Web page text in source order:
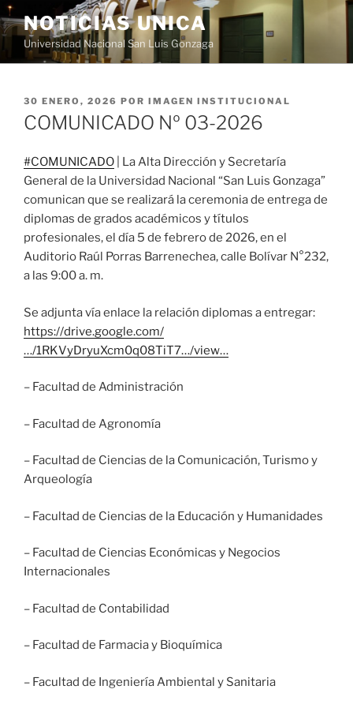
Saltar
al
contenido
NOTICIAS UNICA
Universidad Nacional San Luis Gonzaga
PUBLICADO
EL
30 ENERO, 2026 POR IMAGEN INSTITUCIONAL
COMUNICADO Nº 03-2026
#COMUNICADO | La Alta Dirección y Secretaría
General de la Universidad Nacional “San Luis Gonzaga”
comunican que se realizará la ceremonia de entrega de
diplomas de grados académicos y títulos
profesionales, el día 5 de febrero de 2026, en el
Auditorio Raúl Porras Barrenechea, calle Bolívar N°232,
a las 9:00 a. m.
Se adjunta vía enlace la relación diplomas a entregar:
https://drive.google.com/
…/1RKVyDryuXcm0q08TiT7…/view…
– Facultad de Administración
– Facultad de Agronomía
– Facultad de Ciencias de la Comunicación, Turismo y
Arqueología
– Facultad de Ciencias de la Educación y Humanidades
– Facultad de Ciencias Económicas y Negocios
Internacionales
– Facultad de Contabilidad
– Facultad de Farmacia y Bioquímica
– Facultad de Ingeniería Ambiental y Sanitaria